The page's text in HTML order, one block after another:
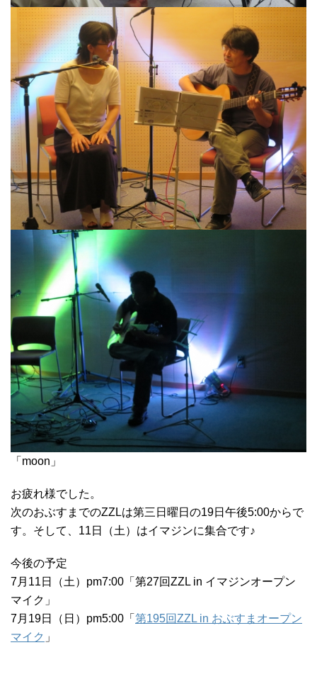
「moon」
お疲れ様でした。
次のおぶすまでのZZLは第三日曜日の19日午後5:00からで
す。そして、11日（土）はイマジンに集合です♪
今後の予定
7月11日（土）pm7:00「第27回ZZL in イマジンオープン
マイク」
7月19日（日）pm5:00「 第195回ZZL in おぶすまオープン
マイク 」